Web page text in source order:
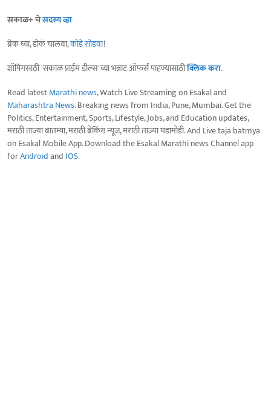
सकाळ+ चेसदस्य व्हा
ब्रेक घ्या, डोकं चालवा,कोडे सोडवा!
शॉपिंगसाठी 'सकाळ प्राईम डील्स'च्या भन्नाट ऑफर्स पाहण्यासाठीक्लिक करा.
Read latestMarathi news, Watch Live Streaming on Esakal and
Maharashtra News. Breaking news from India, Pune, Mumbai. Get the
Politics, Entertainment, Sports, Lifestyle, Jobs, and Education updates,
मराठी ताज्या बातम्या, मराठी ब्रेकिंग न्यूज, मराठी ताज्या घडामोडी. And Live taja batmya
on Esakal Mobile App. Download the Esakal Marathi news Channel app
forAndroidand IOS.